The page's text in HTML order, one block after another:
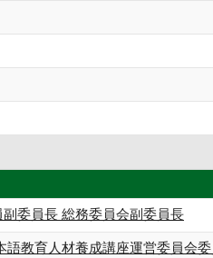
委員長 総務委員会副委員長
教育人材養成講座運営委員会委